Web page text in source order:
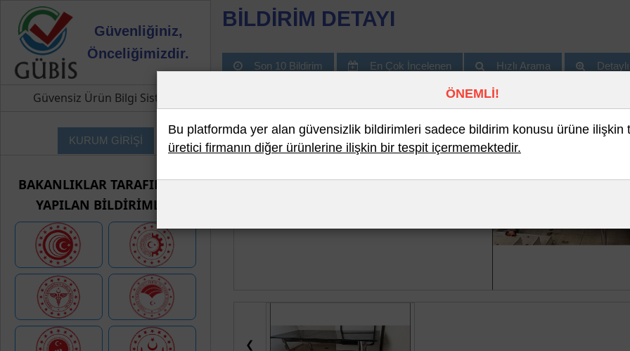
Güvenliğiniz,
Önceliğimizdir.
Güvensiz Ürün Bilgi Sistemi
KURUM GİRİŞİ
BAKANLIKLAR TARAFINDAN
YAPILAN BİLDİRİMLER
BİLDİRİM DETAYI
Son 10 Bildirim En Çok İncelenen Hızlı Arama
❮
ÖNEMLİ!
Bu platformda yer alan güvensizlik bildirimleri sadece bildirim konusu ürüne ilişkin
üretici firmanın diğer ürünlerine ilişkin bir tespit içermemektedir.